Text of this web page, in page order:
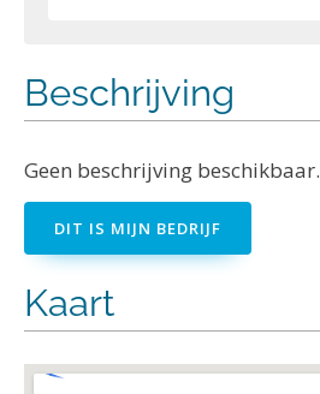
Beschrijving
Geen beschrijving beschikbaar.
DIT IS MIJN BEDRIJF
Kaart